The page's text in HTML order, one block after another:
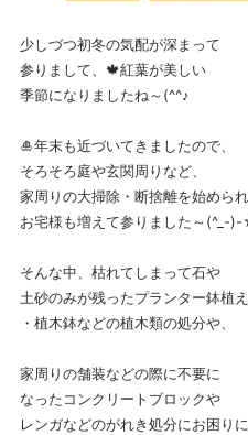
少しづつ初冬の気配が深まって
参りまして、🍁紅葉が美しい
季節になりましたね～(^^♪
🎍年末も近づいてきましたので、
そろそろ庭や玄関周りなど、
家周りの大掃除・断捨離を始めら
お宅様も増えて参りました～(^_-
そんな中、枯れてしまって石や
土砂のみが残ったプランター鉢植え
・植木鉢などの植木類の処分や、
家周りの舗装などの際に不要に
なったコンクリートブロックや
レンガなどのがれき処分にお困りに